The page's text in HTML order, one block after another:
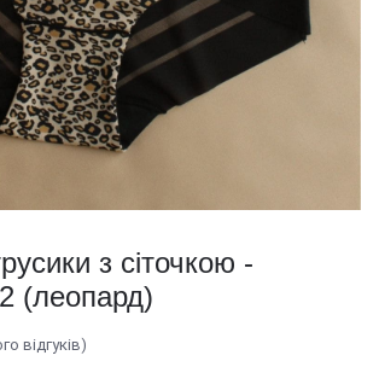
з сіточкою -
(леопард)
відгуків)